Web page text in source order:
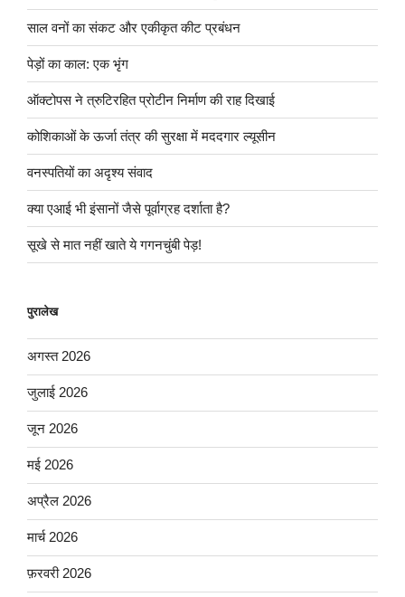
साल वनों का संकट और एकीकृत कीट प्रबंधन
पेड़ों का काल: एक भृंग
ऑक्टोपस ने त्रुटिरहित प्रोटीन निर्माण की राह दिखाई
कोशिकाओं के ऊर्जा तंत्र की सुरक्षा में मददगार ल्यूसीन
वनस्पतियों का अदृश्य संवाद
क्या एआई भी इंसानों जैसे पूर्वाग्रह दर्शाता है?
सूखे से मात नहीं खाते ये गगनचुंबी पेड़!
पुरालेख
अगस्त 2026
जुलाई 2026
जून 2026
मई 2026
अप्रैल 2026
मार्च 2026
फ़रवरी 2026